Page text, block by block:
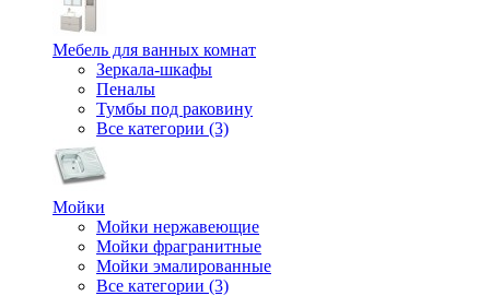
Мебель для ванных комнат
Зеркала-шкафы
Пеналы
Тумбы под раковину
Все категории (3)
Мойки
Мойки нержавеющие
Мойки фрагранитные
Мойки эмалированные
Все категории (3)